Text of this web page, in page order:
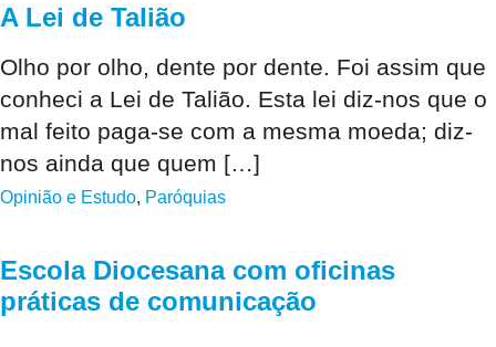
A Lei de Talião
Olho por olho, dente por dente. Foi assim que
conheci a Lei de Talião. Esta lei diz-nos que o
mal feito paga-se com a mesma moeda; diz-
nos ainda que quem […]
Opinião e Estudo, Paróquias
Escola Diocesana com oficinas
práticas de comunicação